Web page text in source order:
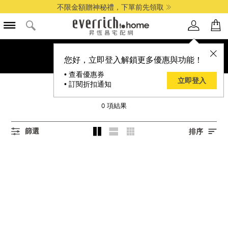
不限金額贈神秘禮，下單前先領取
您好，立即登入解鎖更多優惠與功能！
• 查看優惠券
• 訂閱折扣通知
立即登入
STOKKE
0 項結果
篩選 排序